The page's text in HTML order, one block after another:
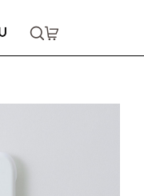
ードカバーケース